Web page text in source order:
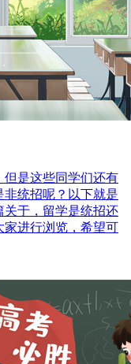
但是这些同学们还有
统招呢？以下就是
关于，留学是统招还
家进行浏览，希望可